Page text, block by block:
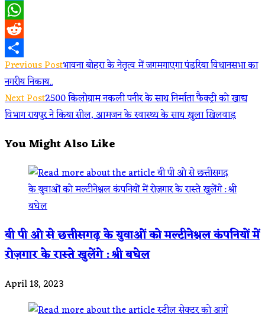
Twitter
WhatsApp
Reddit
Share
Read
more
articles
Previous Postभावना बोहरा के नेतृत्व में जगमगाएगा पंडरिया विधानसभा का
नगरीय निकाय..
Next Post2500 किलोग्राम नकली पनीर के साथ निर्माता फैक्ट्री को खाद्य
विभाग रायपुर ने किया सील, आमजन के स्वास्थ्य के साथ खुला खिलवाड़
You Might Also Like
बी पी ओ से छत्तीसगढ़ के युवाओं को मल्टीनेश्नल कंपनियों में
रोज़गार के रास्ते खुलेंगे : श्री बघेल
April 18, 2023